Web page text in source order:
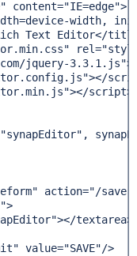
content="IE=edge">
width,
Text Editor</
jquery-
script>
action="/save"
textarea>
>